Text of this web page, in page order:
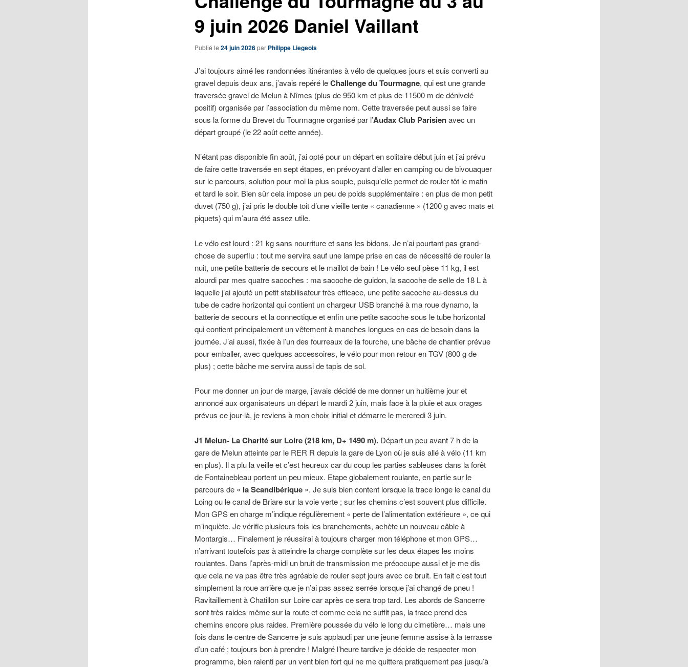
9 juin 2026 Daniel Vaillant
Publié le 24 juin 2026par Philippe Liegeois
J’ai toujours aimé les randonnées itinérantes à vélo de quelques jours et suis converti au
gravel depuis deux ans, j’avais repéré leChallenge du Tourmagne, qui est une grande
traversée gravel de Melun à Nîmes (plus de 950 km et plus de 11500 m de dénivelé
positif) organisée par l’association du même nom. Cette traversée peut aussi se faire
sous la forme du Brevet du Tourmagne organisé par l’Audax Club Parisienavec un
départ groupé (le 22 août cette année).
N’étant pas disponible fin août, j’ai opté pour un départ en solitaire début juin et j’ai prévu
de faire cette traversée en sept étapes, en prévoyant d’aller en camping ou de bivouaquer
sur le parcours, solution pour moi la plus souple, puisqu’elle permet de rouler tôt le matin
et tard le soir. Bien sûr cela impose un peu de poids supplémentaire : en plus de mon petit
duvet (750 g), j’ai pris le double toit d’une vieille tente « canadienne » (1200 g avec mats et
piquets) qui m’aura été assez utile.
Le vélo est lourd : 21 kg sans nourriture et sans les bidons. Je n’ai pourtant pas grand-
chose de superflu : tout me servira sauf une lampe prise en cas de nécessité de rouler la
nuit, une petite batterie de secours et le maillot de bain ! Le vélo seul pèse 11 kg, il est
alourdi par mes quatre sacoches : ma sacoche de guidon, la sacoche de selle de 18 L à
laquelle j’ai ajouté un petit stabilisateur très efficace, une petite sacoche au-dessus du
tube de cadre horizontal qui contient un chargeur USB branché à ma roue dynamo, la
batterie de secours et la connectique et enfin une petite sacoche sous le tube horizontal
qui contient principalement un vêtement à manches longues en cas de besoin dans la
journée. J’ai aussi, fixée à l’un des fourreaux de la fourche, une bâche de chantier prévue
pour emballer, avec quelques accessoires, le vélo pour mon retour en TGV (800 g de
plus) ; cette bâche me servira aussi de tapis de sol.
Pour me donner un jour de marge, j’avais décidé de me donner un huitième jour et
annoncé aux organisateurs un départ le mardi 2 juin, mais face à la pluie et aux orages
prévus ce jour-là, je reviens à mon choix initial et démarre le mercredi 3 juin.
J1 Melun- La Charité sur Loire (218 km, D+ 1490 m).Départ un peu avant 7 h de la
gare de Melun atteinte par le RER R depuis la gare de Lyon où je suis allé à vélo (11 km
en plus). Il a plu la veille et c’est heureux car du coup les parties sableuses dans la forêt
de Fontainebleau portent un peu mieux. Etape globalement roulante, en partie sur le
parcours de « la Scandibérique». Je suis bien content lorsque la trace longe le canal du
Loing ou le canal de Briare sur la voie verte ; sur les chemins c’est souvent plus difficile.
Mon GPS en charge m’indique régulièrement « perte de l’alimentation extérieure », ce qui
m’inquiète. Je vérifie plusieurs fois les branchements, achète un nouveau câble à
Montargis… Finalement je réussirai à toujours charger mon téléphone et mon GPS…
n’arrivant toutefois pas à atteindre la charge complète sur les deux étapes les moins
roulantes. Dans l’après-midi un bruit de transmission me préoccupe aussi et je me dis
que cela ne va pas être très agréable de rouler sept jours avec ce bruit. En fait c’est tout
simplement la roue arrière que je n’ai pas assez serrée lorsque j’ai changé de pneu !
Ravitaillement à Chatillon sur Loire car après ce sera trop tard. Les abords de Sancerre
sont très raides même sur la route et comme cela ne suffit pas, la trace prend des
chemins encore plus raides. Première poussée du vélo le long du cimetière… mais une
fois dans le centre de Sancerre je suis applaudi par une jeune femme assise à la terrasse
d’un café ; toujours bon à prendre ! Malgré l’heure tardive je décide de respecter mon
programme, bien ralenti par un vent bien fort qui ne me quittera pratiquement pas jusqu’à